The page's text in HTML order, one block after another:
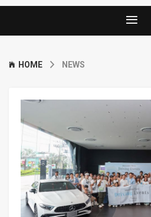
HOME NEWS